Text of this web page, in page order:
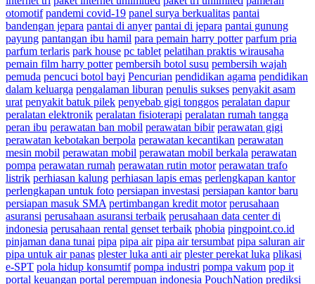
otomotif pandemi covid-19 panel surya berkualitas pantai
bandengan jepara pantai di anyer pantai di jepara pantai gunung
payung pantangan ibu hamil para pemain harry potter parfum pria
parfum terlaris park house pc tablet pelatihan praktis wirausaha
pemain film harry potter pembersih botol susu pembersih wajah
pemuda pencuci botol bayi Pencurian pendidikan agama pendidikan
dalam keluarga pengalaman liburan penulis sukses penyakit asam
urat penyakit batuk pilek penyebab gigi tonggos peralatan dapur
peralatan elektronik peralatan fisioterapi peralatan rumah tangga
peran ibu perawatan ban mobil perawatan bibir perawatan gigi
perawatan kebotakan berpola perawatan kecantikan perawatan
mesin mobil perawatan mobil perawatan mobil berkala perawatan
pompa perawatan rumah perawatan rutin motor perawatan trafo
listrik perhiasan kalung perhiasan lapis emas perlengkapan kantor
perlengkapan untuk foto persiapan investasi persiapan kantor baru
persiapan masuk SMA pertimbangan kredit motor perusahaan
asuransi perusahaan asuransi terbaik perusahaan data center di
indonesia perusahaan rental genset terbaik phobia pingpoint.co.id
pinjaman dana tunai pipa pipa air pipa air tersumbat pipa saluran air
pipa untuk air panas plester luka anti air plester perekat luka plikasi
e-SPT pola hidup konsumtif pompa industri pompa vakum pop it
portal keuangan portal perempuan indonesia PouchNation prediksi